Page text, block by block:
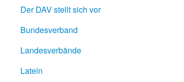
Der DAV stellt sich vor
Bundesverband
Landesverbände
Latein